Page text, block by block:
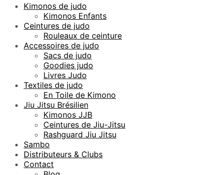
Kimonos de judo
Kimonos Enfants
Ceintures de judo
Rouleaux de ceinture
Accessoires de judo
Sacs de judo
Goodies judo
Livres Judo
Textiles de judo
En Toile de Kimono
Jiu Jitsu Brésilien
Kimonos JJB
Ceintures de Jiu-Jitsu
Rashguard Jiu Jitsu
Sambo
Distributeurs & Clubs
Contact